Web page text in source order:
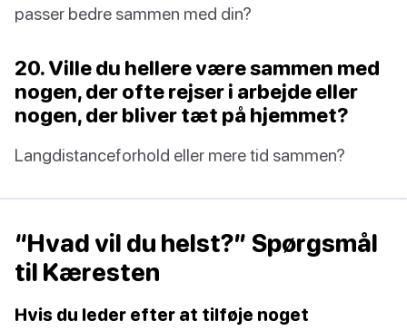
passer bedre sammen med din?
20. Ville du hellere være sammen med
nogen, der ofte rejser i arbejde eller
nogen, der bliver tæt på hjemmet?
Langdistanceforhold eller mere tid sammen?
“Hvad vil du helst?” Spørgsmål
til Kæresten
Hvis du leder efter at tilføje noget